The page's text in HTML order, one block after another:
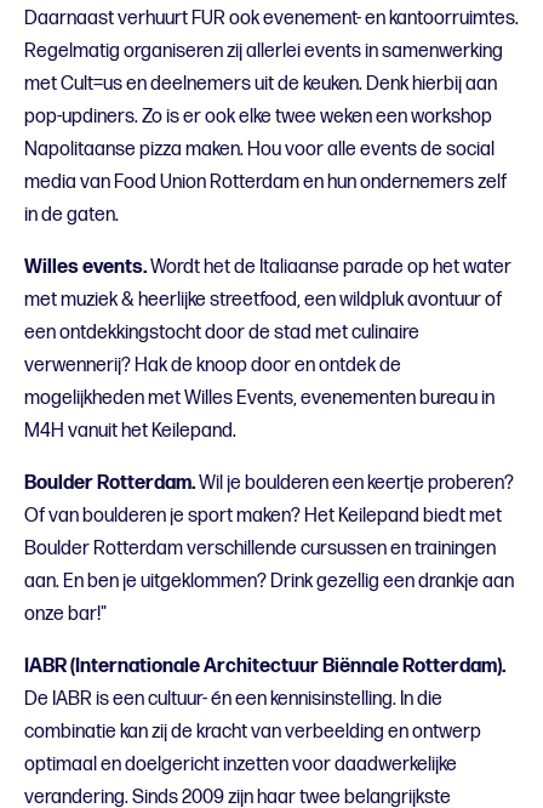
Daarnaast verhuurt FUR ook evenement- en kantoorruimtes.
Regelmatig organiseren zij allerlei events in samenwerking
met Cult=us en deelnemers uit de keuken. Denk hierbij aan
pop-updiners. Zo is er ook elke twee weken een workshop
Napolitaanse pizza maken. Hou voor alle events de social
media van Food Union Rotterdam en hun ondernemers zelf
in de gaten.
Willes events.Wordt het de Italiaanse parade op het water
met muziek & heerlijke streetfood, een wildpluk avontuur of
een ontdekkingstocht door de stad met culinaire
verwennerij? Hak de knoop door en ontdek de
mogelijkheden met Willes Events, evenementen bureau in
M4H vanuit het Keilepand.
Boulder Rotterdam.Wil je boulderen een keertje proberen?
Of van boulderen je sport maken? Het Keilepand biedt met
Boulder Rotterdam verschillende cursussen en trainingen
aan. En ben je uitgeklommen? Drink gezellig een drankje aan
onze bar!"
IABR (Internationale Architectuur Biënnale Rotterdam).
De IABR is een cultuur- én een kennisinstelling. In die
combinatie kan zij de kracht van verbeelding en ontwerp
optimaal en doelgericht inzetten voor daadwerkelijke
verandering. Sinds 2009 zijn haar twee belangrijkste